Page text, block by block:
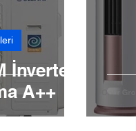
A++